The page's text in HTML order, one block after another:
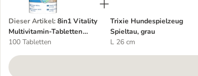
Dieser Artikel: 8in1 Vitality
Multivitamin-Tabletten
Welpe
100 Tabletten
Trixie Hundespielzeug
Spieltau, grau
L 26 cm